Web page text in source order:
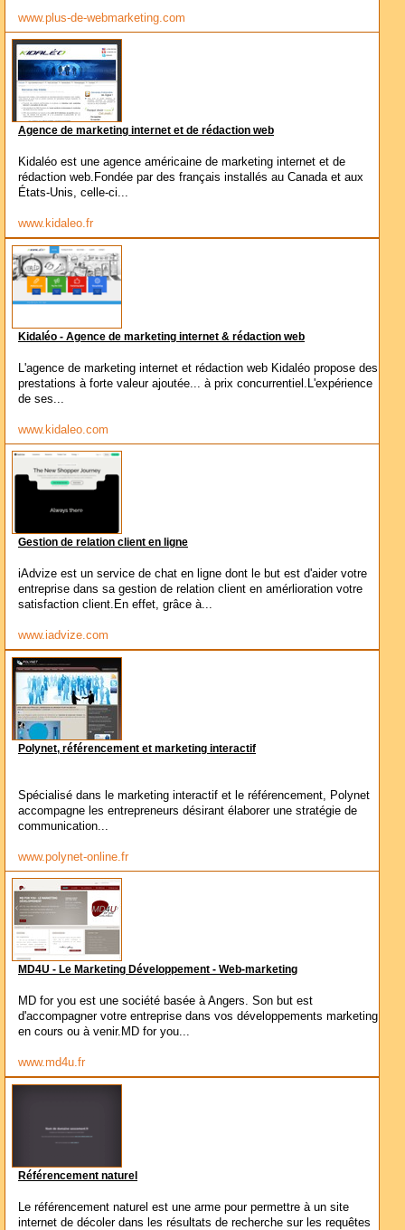
www.plus-de-webmarketing.com
Agence de marketing internet et de rédaction web
Kidaléo est une agence américaine de marketing internet et de
rédaction web.Fondée par des français installés au Canada et aux
États-Unis, celle-ci...
www.kidaleo.fr
Kidaléo - Agence de marketing internet & rédaction web
L'agence de marketing internet et rédaction web Kidaléo propose des
prestations à forte valeur ajoutée... à prix concurrentiel.L'expérience
de ses...
www.kidaleo.com
Gestion de relation client en ligne
iAdvize est un service de chat en ligne dont le but est d'aider votre
entreprise dans sa gestion de relation client en amérlioration votre
satisfaction client.En effet, grâce à...
www.iadvize.com
Polynet, référencement et marketing interactif
Spécialisé dans le marketing interactif et le référencement, Polynet
accompagne les entrepreneurs désirant élaborer une stratégie de
communication...
www.polynet-online.fr
MD4U - Le Marketing Développement - Web-marketing
MD for you est une société basée à Angers. Son but est
d'accompagner votre entreprise dans vos développements marketing
en cours ou à venir.MD for you...
www.md4u.fr
Référencement naturel
Le référencement naturel est une arme pour permettre à un site
internet de décoler dans les résultats de recherche sur les requêtes